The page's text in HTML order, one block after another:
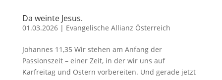
Da weinte Jesus.
01.03.2026| Evangelische Allianz Österreich
Johannes 11,35 Wir stehen am Anfang der
Passionszeit – einer Zeit, in der wir uns auf
Karfreitag und Ostern vorbereiten. Und gerade jetzt